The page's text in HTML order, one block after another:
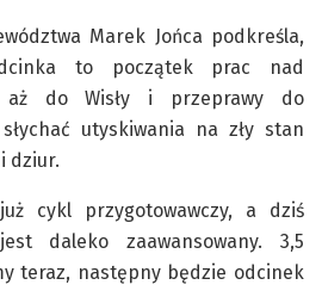
Marek Jońca podkreśla,
to początek prac nad
aż do Wisły i przeprawy do
utyskiwania na zły stan
dziur.
cykl przygotowawczy, a dziś
daleko zaawansowany. 3,5
teraz, następny będzie odcinek